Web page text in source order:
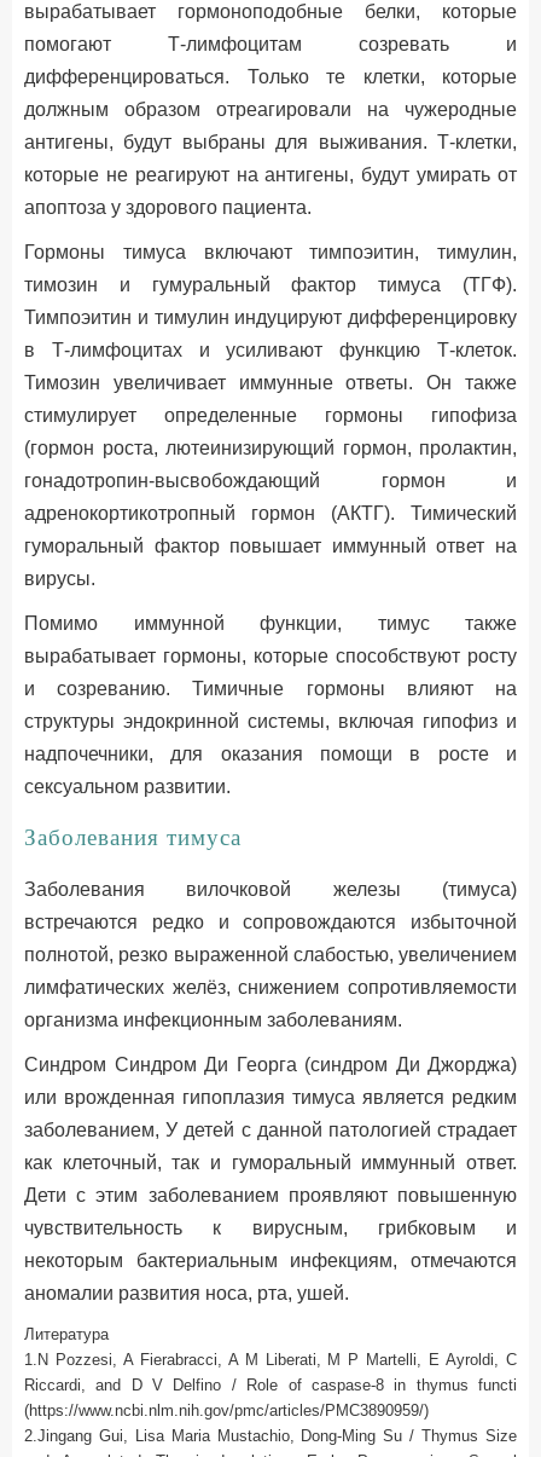
вырабатывает гормоноподобные белки, которые
помогают Т-лимфоцитам созревать и
дифференцироваться. Только те клетки, которые
должным образом отреагировали на чужеродные
антигены, будут выбраны для выживания. Т-клетки,
которые не реагируют на антигены, будут умирать от
апоптоза у здорового пациента.
Гормоны тимуса включают тимпоэитин, тимулин,
тимозин и гумуральный фактор тимуса (ТГФ).
Тимпоэитин и тимулин индуцируют дифференцировку
в Т-лимфоцитах и усиливают функцию Т-клеток.
Тимозин увеличивает иммунные ответы. Он также
стимулирует определенные гормоны гипофиза
(гормон роста, лютеинизирующий гормон, пролактин,
гонадотропин-высвобождающий гормон и
адренокортикотропный гормон (АКТГ). Тимический
гуморальный фактор повышает иммунный ответ на
вирусы.
Помимо иммунной функции, тимус также
вырабатывает гормоны, которые способствуют росту
и созреванию. Тимичные гормоны влияют на
структуры эндокринной системы, включая гипофиз и
надпочечники, для оказания помощи в росте и
сексуальном развитии.
Заболевания тимуса
Заболевания вилочковой железы (тимуса)
встречаются редко и сопровождаются избыточной
полнотой, резко выраженной слабостью, увеличением
лимфатических желёз, снижением сопротивляемости
организма инфекционным заболеваниям.
Синдром Синдром Ди Георга (синдром Ди Джорджа)
или врожденная гипоплазия тимуса является редким
заболеванием, У детей с данной патологией страдает
как клеточный, так и гуморальный иммунный ответ.
Дети с этим заболеванием проявляют повышенную
чувствительность к вирусным, грибковым и
некоторым бактериальным инфекциям, отмечаются
аномалии развития носа, рта, ушей.
Литература
1.N Pozzesi, A Fierabracci, A M Liberati, M P Martelli, E Ayroldi, C
Riccardi, and D V Delfino / Role of caspase-8 in thymus functi
(https://www.ncbi.nlm.nih.gov/pmc/articles/PMC3890959/)
2.Jingang Gui, Lisa Maria Mustachio, Dong-Ming Su / Thymus Size